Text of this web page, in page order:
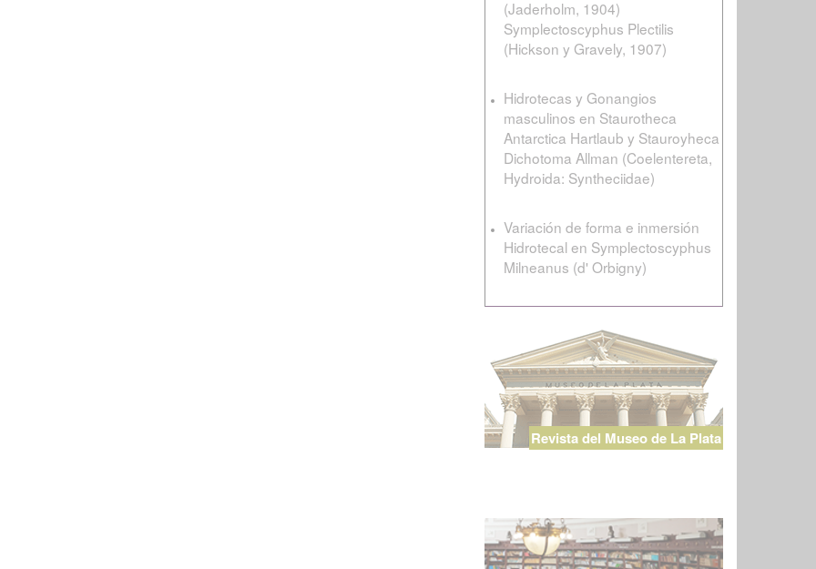
(Jaderholm, 1904)
Symplectoscyphus Plectilis
(Hickson y Gravely, 1907)
Hidrotecas y Gonangios
masculinos en Staurotheca
Antarctica Hartlaub y Stauroyheca
Dichotoma Allman (Coelentereta,
Hydroida: Syntheciidae)
Variación de forma e inmersión
Hidrotecal en Symplectoscyphus
Milneanus (d' Orbigny)
Revista del Museo de La Plata